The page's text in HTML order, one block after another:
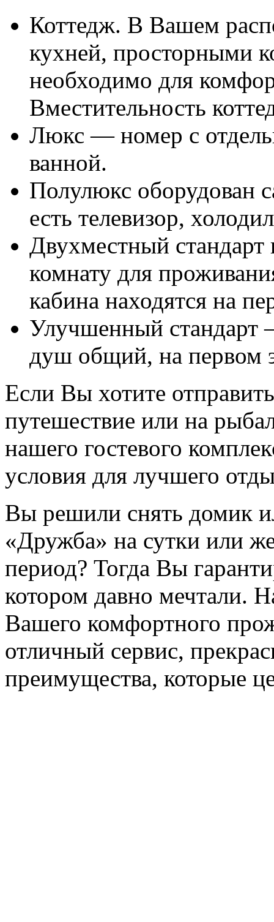
Коттедж. В Вашем
кухней, просторными
необходимо для
Вместительность
Люкс — номер с
ванной.
Полулюкс оборудован
есть телевизор,
Двухместный стандарт
комнату для
кабина находятся на
Улучшенный стандарт
душ общий, на первом
Если Вы хотите
путешествие или на
нашего гостевого
условия для лучшего
Вы решили снять домик
«Дружба» на сутки или
период? Тогда Вы
котором давно мечтали.
Вашего комфортного
отличный сервис,
преимущества, которые